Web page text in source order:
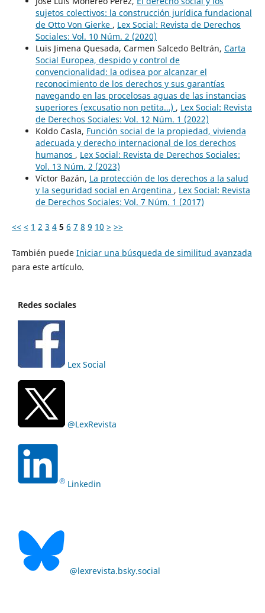
sujetos colectivos: la construcción jurídica fundacional
de Otto Von Gierke , Lex Social: Revista de Derechos
Sociales: Vol. 10 Núm. 2 (2020)
Luis Jimena Quesada, Carmen Salcedo Beltrán, Carta
Social Europea, despido y control de
convencionalidad: la odisea por alcanzar el
reconocimiento de los derechos y sus garantías
navegando en las procelosas aguas de las instancias
superiores (excusatio non petita…) , Lex Social: Revista
de Derechos Sociales: Vol. 12 Núm. 1 (2022)
Koldo Casla, Función social de la propiedad, vivienda
adecuada y derecho internacional de los derechos
humanos , Lex Social: Revista de Derechos Sociales:
Vol. 13 Núm. 2 (2023)
Víctor Bazán, La protección de los derechos a la salud
y la seguridad social en Argentina , Lex Social: Revista
de Derechos Sociales: Vol. 7 Núm. 1 (2017)
<< < 1 2 3 4 5 6 7 8 9 10 > >>
También puede Iniciar una búsqueda de similitud avanzada
para este artículo.
Redes sociales
Lex Social
@LexRevista
Linkedin
@lexrevista.bsky.social